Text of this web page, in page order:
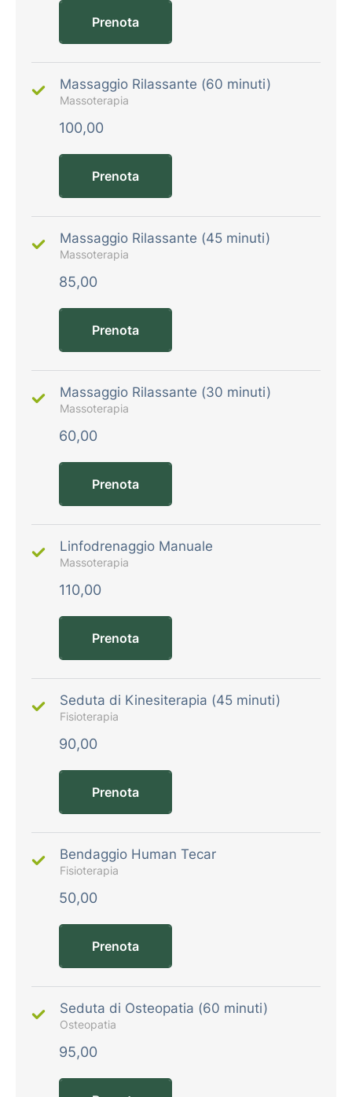
Prenota
Massaggio Rilassante (60 minuti)
Massoterapia
100,00
Prenota
Massaggio Rilassante (45 minuti)
Massoterapia
85,00
Prenota
Massaggio Rilassante (30 minuti)
Massoterapia
60,00
Prenota
Linfodrenaggio Manuale
Massoterapia
110,00
Prenota
Seduta di Kinesiterapia (45 minuti)
Fisioterapia
90,00
Prenota
Bendaggio Human Tecar
Fisioterapia
50,00
Prenota
Seduta di Osteopatia (60 minuti)
Osteopatia
95,00